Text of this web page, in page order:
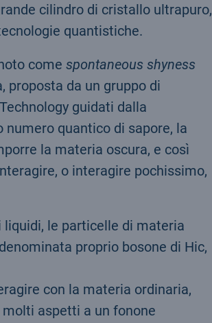
cilindro di cristallo ultrapuro,
quantistiche.
come spontaneous shyness
proposta da un gruppo di
guidati dalla
numero quantico di sapore, la
la materia oscura, e così
o interagire pochissimo,
le particelle di materia
proprio bosone di Hic,
con la materia ordinaria,
aspetti a un fonone